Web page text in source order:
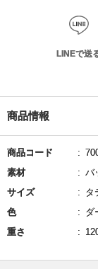
LINEで送
商品情報
商品コード
素材
バ
サイズ
タ
色
ダ
重さ